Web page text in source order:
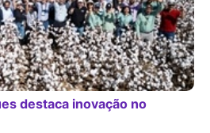
destaca inovação no